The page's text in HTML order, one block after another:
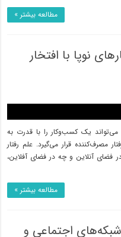
مطالعه بیشتر »
نوپا با افتخار
می‌تواند یک کسب‌و‌کار را با قدرت به
مصرف‌کننده قرار می‌گیرد. علم رفتار
فضای آنلاین و چه در فضای آفلاین،
مطالعه بیشتر »
شبکه‌های اجتماعی و